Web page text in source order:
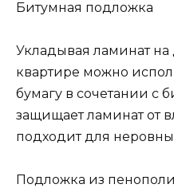
Битумная подложка
Укладывая ламинат
квартире можно
бумагу в сочетании с
защищает ламинат от
подходит для
Подложка из